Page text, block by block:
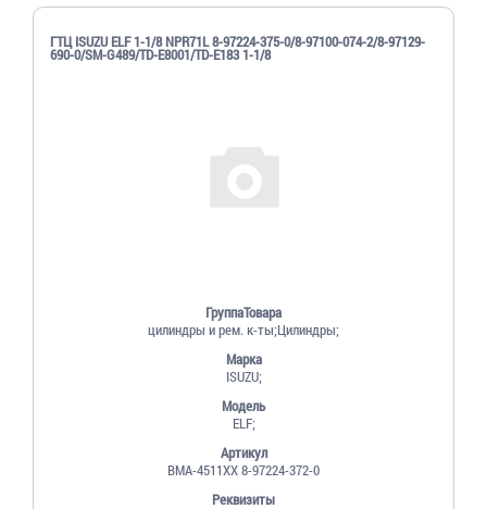
ГТЦ ISUZU ELF 1-1/8 NPR71L 8-97224-375-0/8-97100-074-2/8-97129-
690-0/SM-G489/TD-E8001/TD-E183 1-1/8
ГруппаТовара
цилиндры и рем. к-ты;Цилиндры;
Марка
ISUZU;
Модель
ELF;
Артикул
ВМА-4511ХХ 8-97224-372-0
Реквизиты